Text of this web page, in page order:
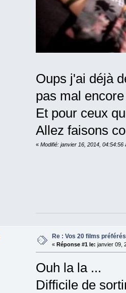
Oups j'ai déjà
pas mal
Et pour ceux
Allez faisons
« Modifié: janvier 16, 2014, 04:54:56
Re : Vos 20 films préférés
« Réponse #1 le: janvier 09,
Ouh la la ...
Difficile de